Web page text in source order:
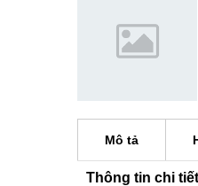
Mô tả
Thông tin chi